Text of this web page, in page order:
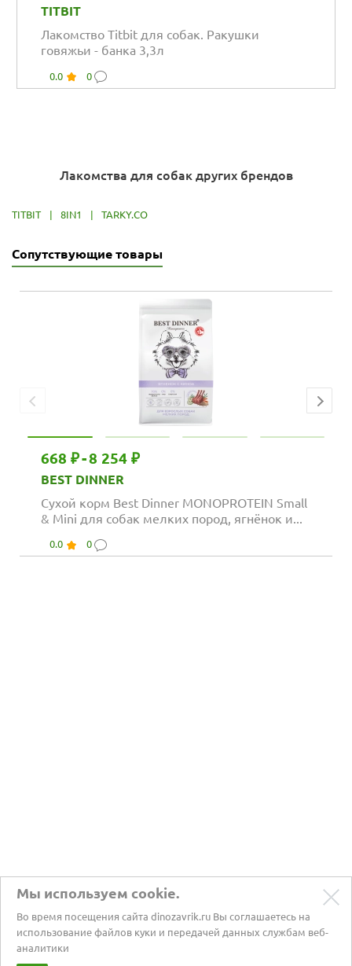
TITBIT
Лакомство Titbit для собак. Ракушки
говяжьи - банка 3,3л
0.0 0
Лакомства для собак других брендов
TITBIT | 8IN1 | TARKY.CO
Сопутствующие товары
668 ₽-8 254 ₽
BEST DINNER
Сухой корм Best Dinner MONOPROTEIN Small
& Mini для собак мелких пород, ягнёнок и...
0.0 0
Мы используем cookie.
Во время посещения сайта dinozavrik.ru Вы соглашаетесь на
использование файлов куки и передачей данных службам веб-
аналитики